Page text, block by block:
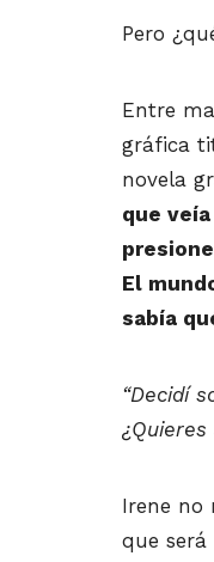
Pero
Entre
gráfica
novela
que
El
sabía
“Decidí
Irene no
que